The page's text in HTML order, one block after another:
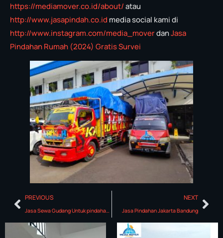
https://mediamover.co.id/about/atau
http://www.jasapindah.co.id media social kami di
http://www.instagram.com/media_moverdanJasa
Pindahan Rumah (2024) Gratis Survei
PREVIOUS NEXT
Jasa Pindahan Jakarta Bandung